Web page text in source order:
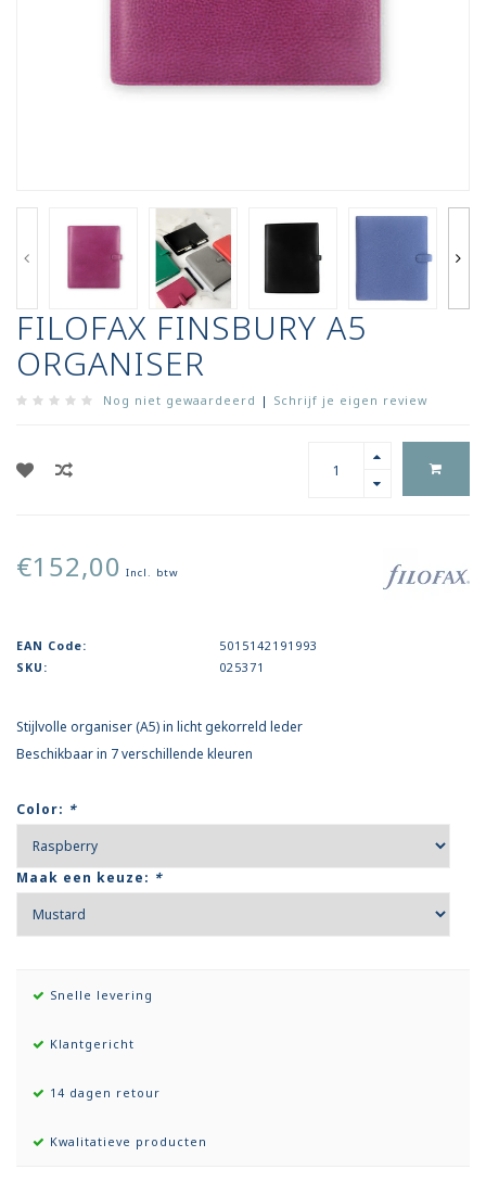
FILOFAX FINSBURY A5
ORGANISER
Nog niet gewaardeerd | Schrijf je eigen review
€152,00 Incl. btw
EAN Code:
5015142191993
SKU:
025371
Stijlvolle organiser (A5) in licht gekorreld leder
Beschikbaar in 7 verschillende kleuren
Color: *
Maak een keuze: *
Snelle levering
Klantgericht
14 dagen retour
Kwalitatieve producten